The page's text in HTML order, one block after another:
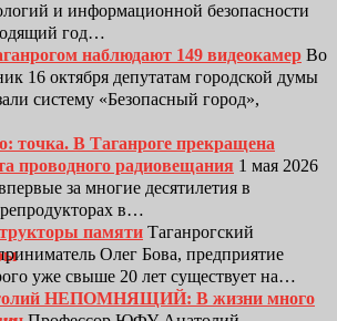
и информационной безопасности
год…
наблюдают 149 видеокамер Во
16 октября депутатам городской думы
систему «Безопасный город»,
точка. В Таганроге прекращена
проводного радиовещания 1 мая 2026
за многие десятилетия в
в…
памяти Таганрогский
Олег Бова, предприятие
уже свыше 20 лет существует на…
НЕПОМНЯЩИЙ: В жизни много